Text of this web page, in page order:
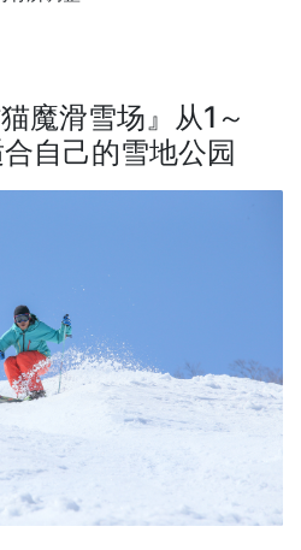
魔滑雪场』从1～
自己的雪地公园